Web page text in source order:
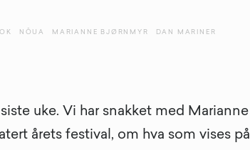
NŌUA MARIANNE BJØRNMYR DAN MARINER
uke. Vi har snakket med Marianne
årets festival, om hva som vises på